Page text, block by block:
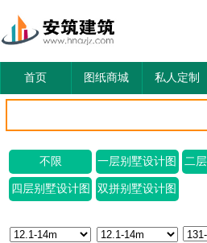
首页 图纸商城 私人定制
不限 一层别墅设计图 二
四层别墅设计图 双拼别墅设计图